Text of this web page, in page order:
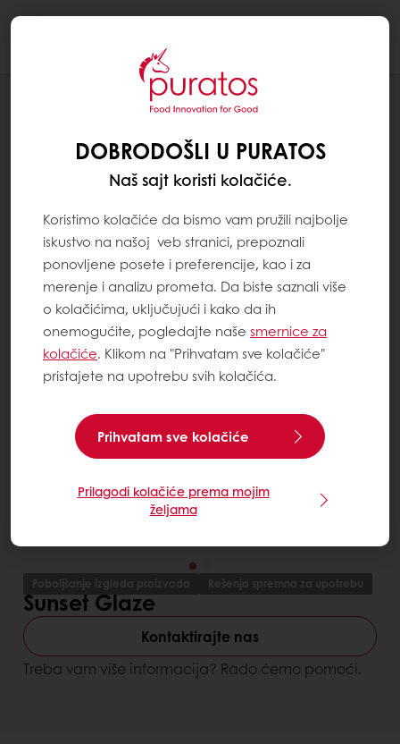
Poboljšanje izgleda proizvoda Rešenja spremna za upotrebu
Sunset Glaze
Kontaktirajte nas
Treba vam više informacija? Rado ćemo pomoći.
DOBRODOŠLI U PURATOS
Naš sajt koristi kolačiće.
Koristimo kolačiće da bismo vam pružili najbolje
iskustvo na našoj veb stranici, prepoznali
ponovljene posete i preferencije, kao i za
merenje i analizu prometa. Da biste saznali više
o kolačićima, uključujući i kako da ih
onemogućite, pogledajte naše smernice za
kolačiće. Klikom na "Prihvatam sve kolačiće"
pristajete na upotrebu svih kolačića.
Prihvatam sve kolačiće
Prilagodi kolačiće prema mojim
željama